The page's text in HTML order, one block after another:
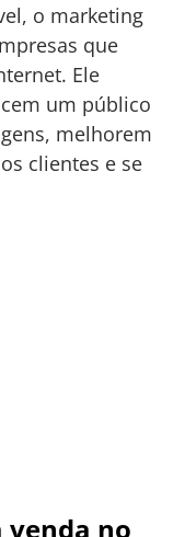
o marketing
que
Ele
um público
melhorem
clientes e se
venda no